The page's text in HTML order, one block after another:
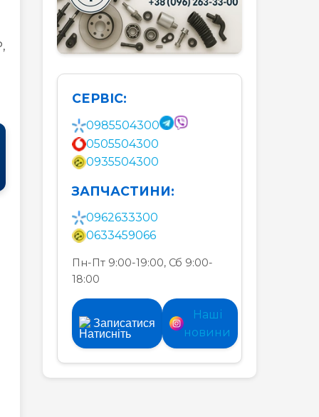
СЕРВІС:
0985504300
0505504300
0935504300
ЗАПЧАСТИНИ:
0962633300
0633459066
Пн-Пт 9:00-19:00, Сб 9:00-
18:00
Записатися
Наші
новини